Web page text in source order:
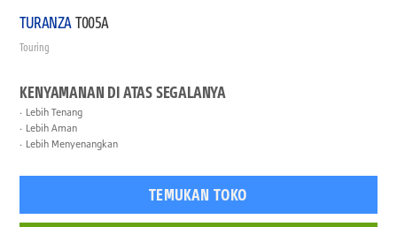
TURANZAT005A
Touring
KENYAMANAN DI ATAS SEGALANYA
Lebih Tenang
Lebih Aman
Lebih Menyenangkan
TEMUKAN TOKO